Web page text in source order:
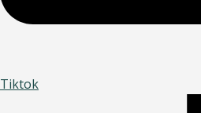
Tiktok